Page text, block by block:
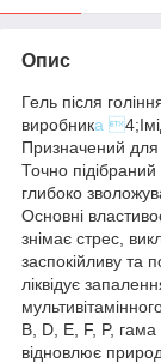
Опис
Гель після
виробника 
Призначений
Точно
глибоко
Основні
знімає стрес,
заспокійливу та
ліквідує
В, D, E, F, P, гама
відновлює